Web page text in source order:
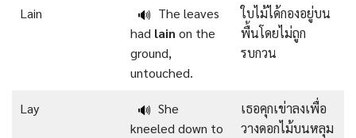
Lain 🔊 The leaves
had lain on the
ground,
untouched.
ใบไม้ได้กองอยู่บน
พื้นโดยไม่ถูก
รบกวน
Lay 🔊 She
kneeled down to
เธอคุกเข่าลงเพื่อ
วางดอกไม้บนหลุม